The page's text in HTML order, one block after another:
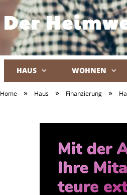
HAUS WOHNEN
Home » Haus » Finanzierung »